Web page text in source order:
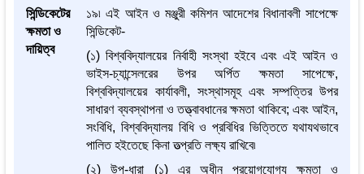
সিন্ডিকেটের
ক্ষমতা ও
দায়িত্ব
১৯৷ এই আইন ও মঞ্জুরী কমিশন আদেশের বিধানাবলী সাপেক্ষে
সিন্ডিকেট-
(১) বিশ্ববিদ্যালয়ের নির্বাহী সংস্থা হইবে এবং এই আইন ও
ভাইস-চ্যান্সেলরের উপর অর্পিত ক্ষমতা সাপেক্ষে,
বিশ্ববিদ্যালয়ের কার্যাবলী, সংস্থাসমূহ এবং সম্পত্তির উপর
সাধারণ ব্যবস্থাপনা ও তত্ত্বাবধানের ক্ষমতা থাকিবে; এবং আইন,
সংবিধি, বিশ্ববিদ্যালয় বিধি ও প্রবিধির ভিত্তিতে যথাযথভাবে
পালিত হইতেছে কিনা তত্প্রতি লক্ষ্য রাখিবে৷
(২) উপ-ধারা (১) এর অধীন প্রয়োগযোগ্য ক্ষমতা ও